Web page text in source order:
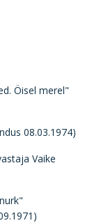
Öisel merel"
08.03.1974)
Vaike